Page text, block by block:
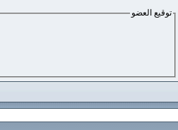
توقيع العضو